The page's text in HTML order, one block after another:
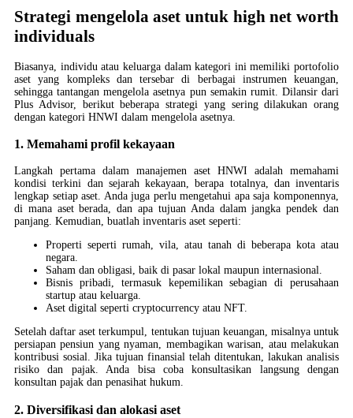
Strategi mengelola aset untuk high net worth
individuals
Biasanya, individu atau keluarga dalam kategori ini memiliki portofolio
aset yang kompleks dan tersebar di berbagai instrumen keuangan,
sehingga tantangan mengelola asetnya pun semakin rumit. Dilansir dari
Plus Advisor, berikut beberapa strategi yang sering dilakukan orang
dengan kategori HNWI dalam mengelola asetnya.
1. Memahami profil kekayaan
Langkah pertama dalam manajemen aset HNWI adalah memahami
kondisi terkini dan sejarah kekayaan, berapa totalnya, dan inventaris
lengkap setiap aset. Anda juga perlu mengetahui apa saja komponennya,
di mana aset berada, dan apa tujuan Anda dalam jangka pendek dan
panjang. Kemudian, buatlah inventaris aset seperti:
Properti seperti rumah, vila, atau tanah di beberapa kota atau
negara.
Saham dan obligasi, baik di pasar lokal maupun internasional.
Bisnis pribadi, termasuk kepemilikan sebagian di perusahaan
startup atau keluarga.
Aset digital seperti cryptocurrency atau NFT.
Setelah daftar aset terkumpul, tentukan tujuan keuangan, misalnya untuk
persiapan pensiun yang nyaman, membagikan warisan, atau melakukan
kontribusi sosial. Jika tujuan finansial telah ditentukan, lakukan analisis
risiko dan pajak. Anda bisa coba konsultasikan langsung dengan
konsultan pajak dan penasihat hukum.
2. Diversifikasi dan alokasi aset